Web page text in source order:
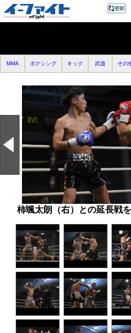
MMA ボクシング キック 武道 その
柿颯太朗（右）との延長戦